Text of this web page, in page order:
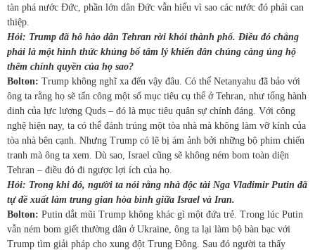
tàn phá nước Đức, phần lớn dân Đức vẫn hiểu vì sao các nước đó phải can
thiệp.
Hỏi: Trump đã hô hào dân Tehran rời khỏi thành phố. Điều đó chẳng
phải là một hình thức khủng bố tâm lý khiến dân chúng càng ủng hộ
thêm chính quyền của họ sao?
Bolton: Trump không nghĩ xa đến vậy đâu. Có thể Netanyahu đã bảo với
ông ta rằng họ sẽ tấn công một số mục tiêu cụ thể ở Tehran, như tổng hành
dinh của lực lượng Quds – đó là mục tiêu quân sự chính đáng. Với công
nghệ hiện nay, ta có thể đánh trúng một tòa nhà mà không làm vỡ kính của
tòa nhà bên cạnh. Nhưng Trump có lẽ bị ám ảnh bởi những bộ phim chiến
tranh mà ông ta xem. Dù sao, Israel cũng sẽ không ném bom toàn diện
Tehran – điều đó đi ngược lợi ích của họ.
Hỏi: Trong khi đó, người ta nói rằng nhà độc tài Nga Vladimir Putin đã
tự đề xuất làm trung gian hòa bình giữa Israel và Iran.
Bolton: Putin dắt mũi Trump không khác gì một đứa trẻ. Trong lúc Putin
vẫn ném bom giết thường dân ở Ukraine, ông ta lại làm bộ bàn bạc với
Trump tìm giải pháp cho xung đột Trung Đông. Sau đó người ta thấy